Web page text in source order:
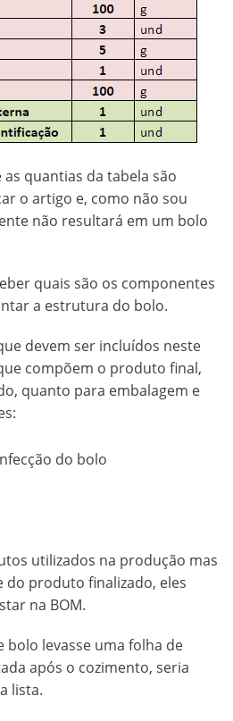
quantias da tabela são
o artigo e, como não sou
não resultará em um bolo
quais são os componentes
a estrutura do bolo.
devem ser incluídos neste
compõem o produto final,
quanto para embalagem e
do bolo
utilizados na produção mas
do produto finalizado, eles
na BOM.
bolo levasse uma folha de
após o cozimento, seria
lista.